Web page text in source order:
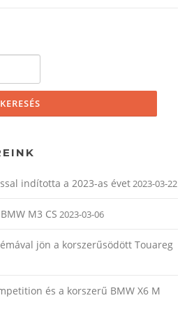
indította a 2023-as évet2023-03-22
M3 CS 2023-03-06
jön a korszerűsödött Touareg
és a korszerű BMW X6 M